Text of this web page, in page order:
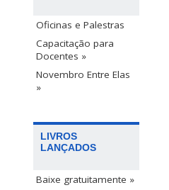
Oficinas e Palestras
Capacitação para
Docentes »
Novembro Entre Elas
»
LIVROS
LANÇADOS
Baixe gratuitamente »